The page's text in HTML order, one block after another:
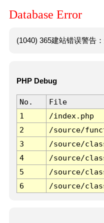
Database Error
(1040) 365建站错误警告
PHP Debug
No. File
1
/index.php
2
/source/
3
/source/
4
/source/
5
/source/
6
/source/